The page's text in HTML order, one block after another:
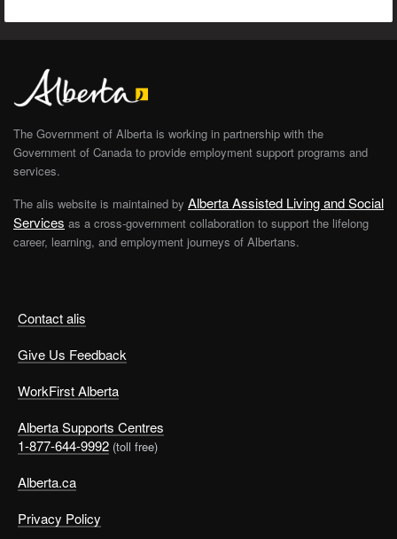
Contact alis
Give Us Feedback
WorkFirst Alberta
Alberta Supports Centres
1-877-644-9992 (toll free)
Alberta.ca
Privacy Policy
The Government of Alberta is working in partnership with the
Government of Canada to provide employment support programs and
services.
The alis website is maintained by Alberta Assisted Living and Social
Services as a cross-government collaboration to support the lifelong
career, learning, and employment journeys of Albertans.